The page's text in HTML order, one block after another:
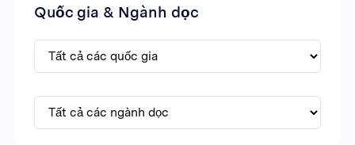
Quốc gia & Ngành dọc